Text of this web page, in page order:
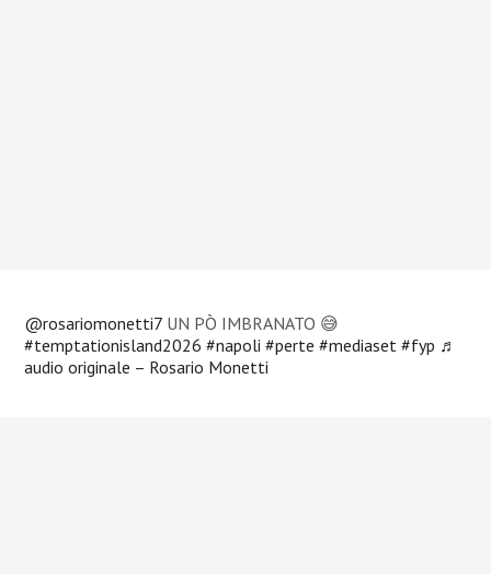
@rosariomonetti7 UN PÒ IMBRANATO 😅
#temptationisland2026 #napoli #perte #mediaset #fyp ♬
audio originale – Rosario Monetti